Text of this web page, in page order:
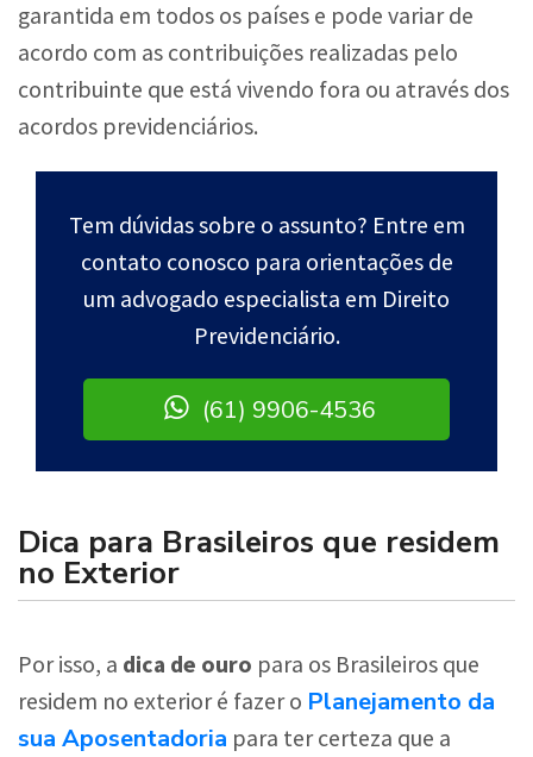
garantida em todos os países e pode variar de
acordo com as contribuições realizadas pelo
contribuinte que está vivendo fora ou através dos
acordos previdenciários.
Tem dúvidas sobre o assunto? Entre em
contato conosco para orientações de
um advogado especialista em Direito
Previdenciário.
(61) 9906-4536
Dica para Brasileiros que residem
no Exterior
Por isso, a dica de ouro para os Brasileiros que
residem no exterior é fazer o Planejamento da
sua Aposentadoria para ter certeza que a